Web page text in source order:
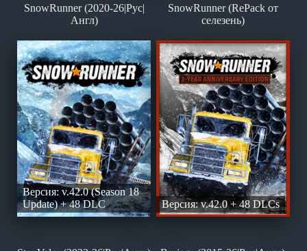
SnowRunner (2020-26|Рус|
Англ)
Версия: v.42.0 (Season 18
Update) + 48 DLC
SnowRunner (RePack от
селезень)
Версия: v.42.0 + 48 DLCs